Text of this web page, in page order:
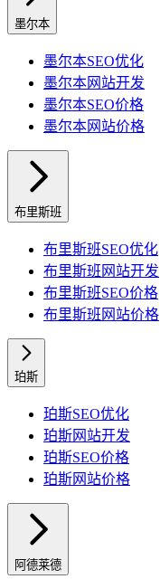
墨尔本
墨尔本SEO优化
墨尔本网站开发
墨尔本SEO价格
墨尔本网站价格
布里斯班
布里斯班SEO优化
布里斯班 网站开发
布里斯班SEO价格
布里斯班 网站价格
珀斯
珀斯SEO优化
珀斯网站开发
珀斯SEO价格
珀斯网站价格
阿德莱德